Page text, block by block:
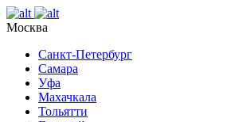
Москва
Санкт-Петербург
Самара
Уфа
Махачкала
Тольятти